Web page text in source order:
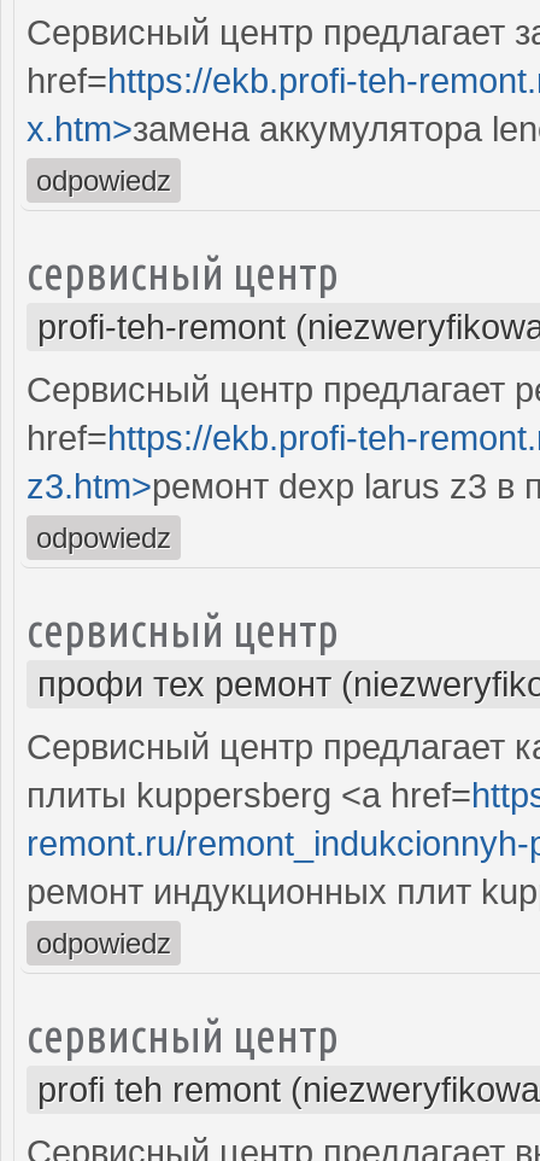
Сервисный центр предлагает
href=https://ekb.profi-teh-
x.htm>замена аккумулятора
odpowiedz
сервисный центр
profi-teh-remont
Сервисный центр предлагает
href=https://ekb.profi-teh-
z3.htm>ремонт dexp larus z3 в
odpowiedz
сервисный центр
профи тех ремонт
Сервисный центр предлагает
плиты kuppersberg <a href=
remont.ru/
ремонт индукционных плит
odpowiedz
сервисный центр
profi teh remont
Сервисный центр предлагает